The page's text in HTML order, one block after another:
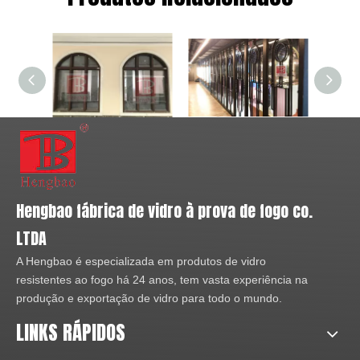
Sobre o vidro Fire
produtos
Hengbao fábrica de vidro à prova de fogo co.
LTDA
A Hengbao é especializada em produtos de vidro
resistentes ao fogo há 24 anos, tem vasta experiência na
produção e exportação de vidro para todo o mundo.
LINKS RÁPIDOS